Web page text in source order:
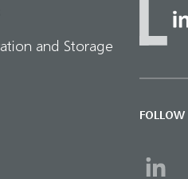
and Storage
FOLLOW